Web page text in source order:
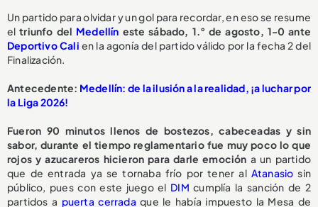
Un partido para olvidar y un gol para recordar, en eso se resume
eltriunfo del Medellín este sábado, 1.° de agosto, 1-0 ante
Deportivo Cali en la agonía del partido válido por la fecha 2 del
Finalización.
Antecedente: Medellín: de la ilusión a la realidad, ¡a luchar por
la Liga 2026!
Fueron 90 minutos llenos de bostezos, cabeceadas y sin
sabor, durante el tiempo reglamentario fue muy poco lo que
rojos y azucareros hicieron para darle emoción a un partido
que de entrada ya se tornaba frío por tener al Atanasiosin
público, pues con este juego el DIMcumplía la sanción de 2
partidos a puerta cerrada que le había impuesto la Mesa de